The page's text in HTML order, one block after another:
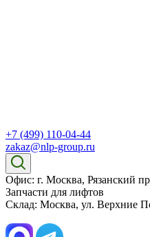
+7 (499) 110-04-44
zakaz@nlp-group.ru
Офис: г. Москва, Рязанский
Запчасти для лифтов
Склад: Москва, ул. Верхние